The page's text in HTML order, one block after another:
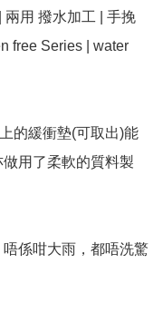
兩用 撥水加工 | 手挽
free Series | water
的緩衝墊(可取出)能
用了柔軟的質料製
係咁大雨，都唔洗驚